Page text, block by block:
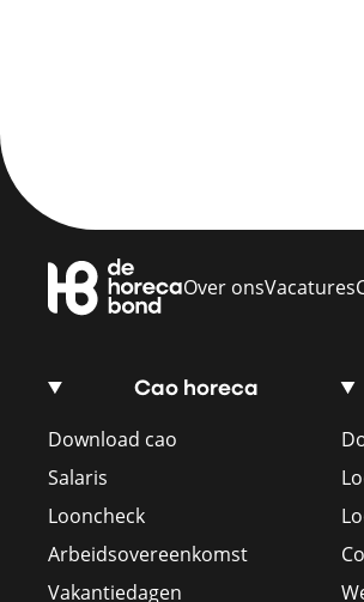
Over onsVacatures
Cao horeca
Download cao
Salaris
Looncheck
Arbeidsovereenkomst
Vakantiedagen